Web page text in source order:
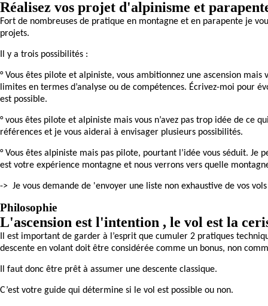
Réalisez vos projet d'alpinisme et
Fort de nombreuses de pratique en montagne et en parapente je
projets.
Il y a trois possibilités :
° Vous êtes pilote et alpiniste, vous ambitionnez une ascension
limites en termes d’analyse ou de compétences. Écrivez-moi pour
est possible.
° vous êtes pilote et alpiniste mais vous n’avez pas trop idée de ce
références et je vous aiderai à envisager plusieurs possibilités.
° Vous êtes alpiniste mais pas pilote, pourtant l’idée vous séduit.
est votre expérience montagne et nous verrons vers quelle
-> Je vous demande de 'envoyer une liste non exhaustive de vos
Philosophie
L'ascension est l'intention , le vol est la
Il est important de garder à l’esprit que cumuler 2 pratiques
descente en volant doit être considérée comme un bonus, non
Il faut donc être prêt à assumer une descente classique.
C’est votre guide qui détermine si le vol est possible ou non.